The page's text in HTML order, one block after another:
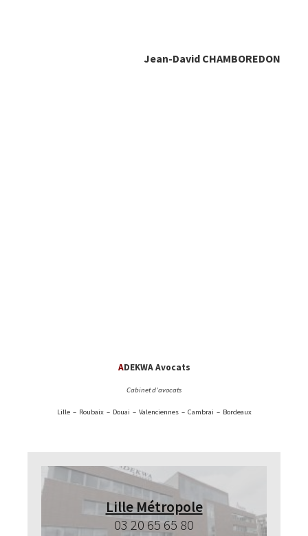
Jean-David CHAMBOREDON
ADEKWA Avocats
Cabinet d’avocats
Lille – Roubaix – Douai – Valenciennes – Cambrai – Bordeaux
Lille Métropole
03 20 65 65 80